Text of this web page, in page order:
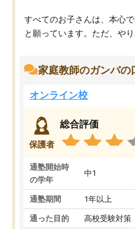
すべてのお子さんは、本心
と願っています。ただ、やり...
家庭教師のガンバの
オンライン校
保護者
総合評価
通塾開始時
の学年
中1
通塾期間 1年以上
通った目的 高校受験対策